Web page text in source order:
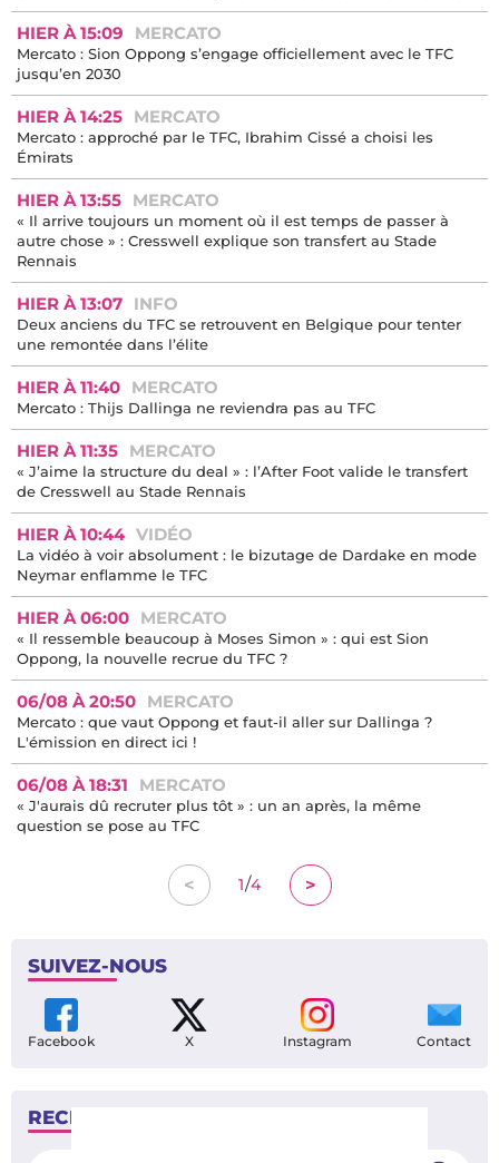
HIER À 15:09 MERCATO
Mercato : Sion Oppong s’engage officiellement avec le TFC
jusqu’en 2030
HIER À 14:25 MERCATO
Mercato : approché par le TFC, Ibrahim Cissé a choisi les
Émirats
HIER À 13:55 MERCATO
« Il arrive toujours un moment où il est temps de passer à
autre chose » : Cresswell explique son transfert au Stade
Rennais
HIER À 13:07 INFO
Deux anciens du TFC se retrouvent en Belgique pour tenter
une remontée dans l’élite
HIER À 11:40 MERCATO
Mercato : Thijs Dallinga ne reviendra pas au TFC
HIER À 11:35 MERCATO
« J’aime la structure du deal » : l’After Foot valide le transfert
de Cresswell au Stade Rennais
HIER À 10:44 VIDÉO
La vidéo à voir absolument : le bizutage de Dardake en mode
Neymar enflamme le TFC
HIER À 06:00 MERCATO
« Il ressemble beaucoup à Moses Simon » : qui est Sion
Oppong, la nouvelle recrue du TFC ?
06/08 À 20:50 MERCATO
Mercato : que vaut Oppong et faut-il aller sur Dallinga ?
L'émission en direct ici !
06/08 À 18:31 MERCATO
« J'aurais dû recruter plus tôt » : un an après, la même
question se pose au TFC
< 1/4 >
SUIVEZ-NOUS
Facebook X Instagram Contact
RECHERCHER